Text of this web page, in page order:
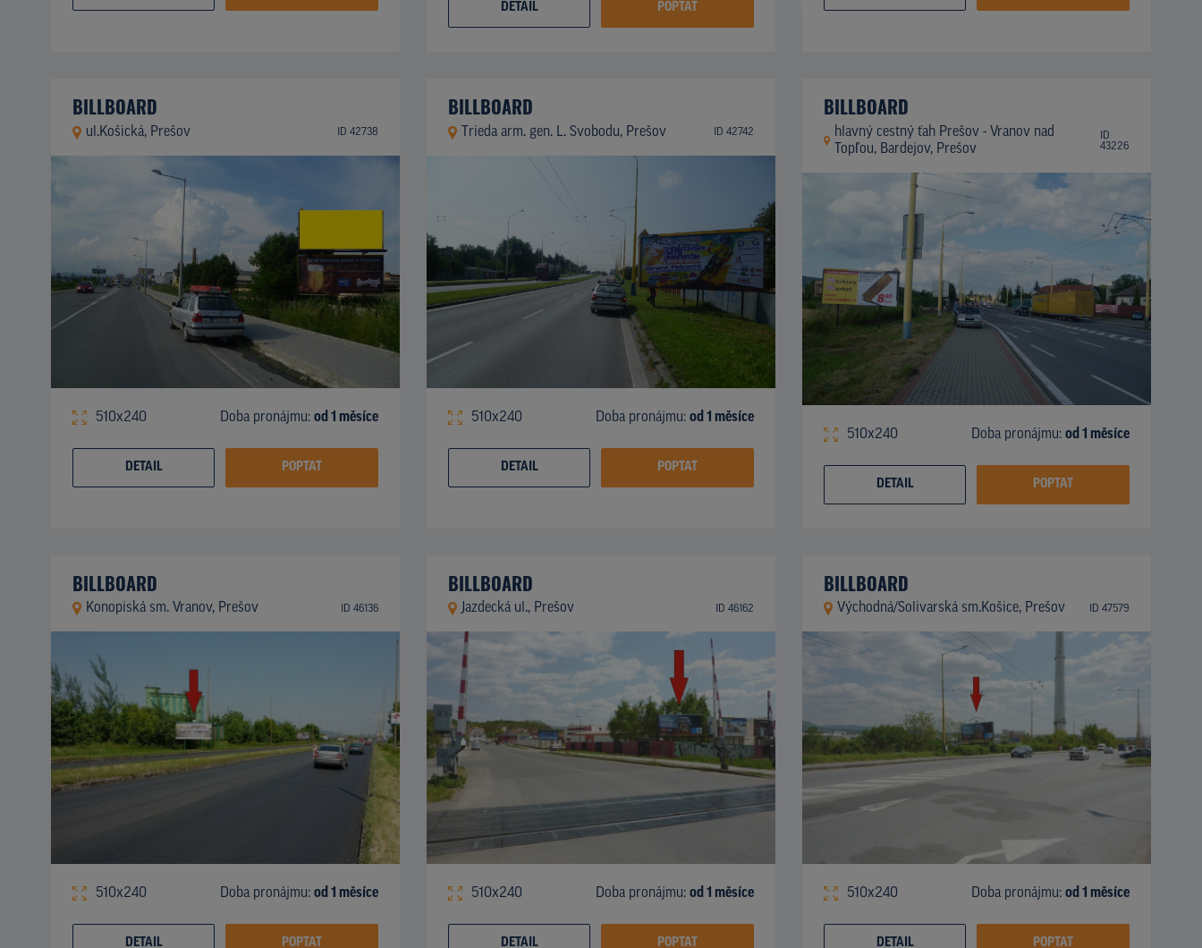
DETAIL POPTAT
BILLBOARD
ul.Košická, Prešov ID 42738
510x240 Doba pronájmu: od 1 měsíce
DETAIL POPTAT
BILLBOARD
Trieda arm. gen. L. Svobodu, Prešov ID 42742
510x240 Doba pronájmu: od 1 měsíce
DETAIL POPTAT
BILLBOARD
hlavný cestný ťah Prešov - Vranov nad
Topľou, Bardejov, Prešov
ID
43226
510x240 Doba pronájmu: od 1 měsíce
DETAIL POPTAT
BILLBOARD
Konopiská sm. Vranov, Prešov ID 46136
510x240 Doba pronájmu: od 1 měsíce
DETAIL POPTAT
BILLBOARD
Jazdecká ul., Prešov ID 46162
510x240 Doba pronájmu: od 1 měsíce
DETAIL POPTAT
BILLBOARD
Východná/Solivarská sm.Košice, Prešov ID 47579
510x240 Doba pronájmu: od 1 měsíce
DETAIL POPTAT